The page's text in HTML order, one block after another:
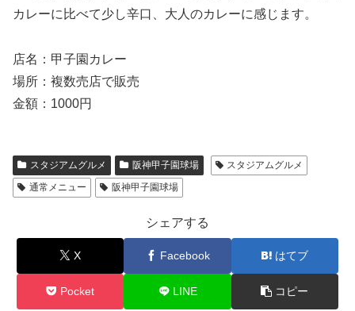
カレーに比べて少し辛口、大人のカレーに感じます。
店名：甲子園カレー
場所：複数売店で販売
金額：1000円
スタジアムグルメ 阪神甲子園球場
スタジアムグルメ
通常メニュー
阪神甲子園球場
シェアする
X Facebook はてブ
Pocket LINE コピー